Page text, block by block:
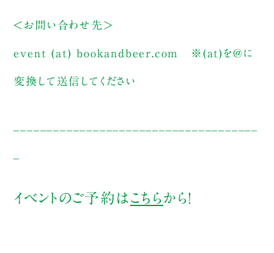
＜お問い合わせ先＞
event (at) bookandbeer.com ※(at)を@に
変換して送信してください
イベントのご予約はこちらから！